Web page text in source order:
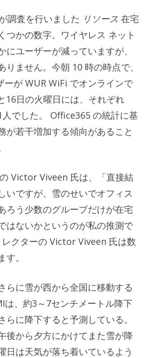
調査を行いました リソース 在宅
つかの数字。ワイヤレス ネット
にユーザーが減っていますが、
りません。今朝 10 時の時点で、
ーが WUR WiFi でオンラインで
16日の火曜日には、それぞれ
でした。 Office365 の統計に基
が若干増加する傾向があること
Victor Viveen 氏は、「直接結
いですが、雪のせいでオフィス
ろう少数のグループだけが在宅
はないかというのが私の推測で
クターの Victor Viveen 氏は数
。
らに雪が西から全国に移動する
は、約3～7センチメートル降下
らに降下すると予測している。
後から夕方にかけてまた雪が降
日は天気が落ち着いているよう